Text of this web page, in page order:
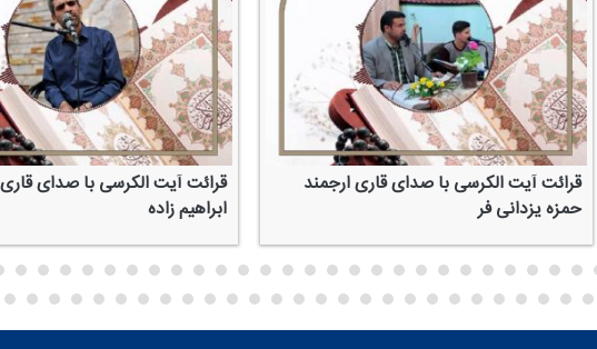
قرائت آیت الكرسی با صدای قاری ارجمند
حمزه یزدانی فر
قرائت آیت الكرسی با صدای قاری
ابراهیم زاده